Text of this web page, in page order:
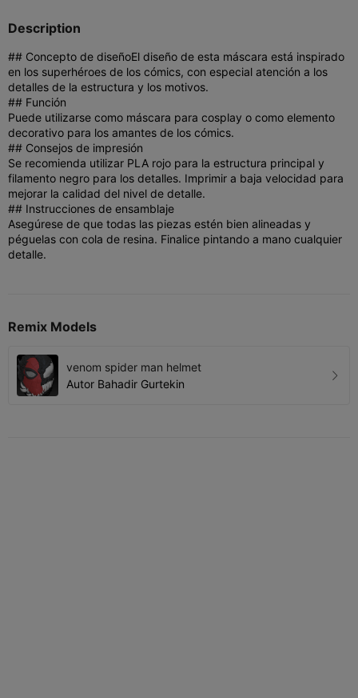
Description
## Concepto de diseñoEl diseño de esta máscara está inspirado
en los superhéroes de los cómics, con especial atención a los
detalles de la estructura y los motivos.
## Función
Puede utilizarse como máscara para cosplay o como elemento
decorativo para los amantes de los cómics.
## Consejos de impresión
Se recomienda utilizar PLA rojo para la estructura principal y
filamento negro para los detalles. Imprimir a baja velocidad para
mejorar la calidad del nivel de detalle.
## Instrucciones de ensamblaje
Asegúrese de que todas las piezas estén bien alineadas y
péguelas con cola de resina. Finalice pintando a mano cualquier
detalle.
Remix Models
venom spider man helmet
Autor Bahadir Gurtekin